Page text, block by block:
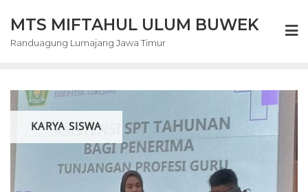
content
MTS MIFTAHUL ULUM BUWEK
Randuagung Lumajang Jawa Timur
KARYA SISWA